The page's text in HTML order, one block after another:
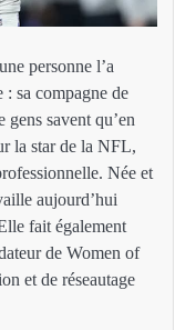
personne l’a
sa compagne de
savent qu’en
la star de la NFL,
Née et
aujourd’hui
fait également
de Women of
et de réseautage